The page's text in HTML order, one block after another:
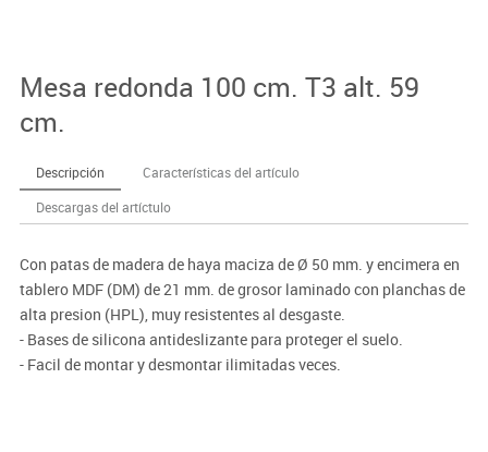
Mesa redonda 100 cm. T3 alt. 59
cm.
Descripción
Características del artículo
Descargas del artíctulo
Con patas de madera de haya maciza de Ø 50 mm. y encimera en
tablero MDF (DM) de 21 mm. de grosor laminado con planchas de
alta presion (HPL), muy resistentes al desgaste.
- Bases de silicona antideslizante para proteger el suelo.
- Facil de montar y desmontar ilimitadas veces.